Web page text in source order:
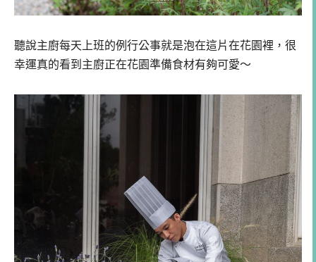
聽說主廚每天上班的例行公事就是泡在這片在花園裡，很
幸運真的看到主廚正在花園準備食材有夠可愛～